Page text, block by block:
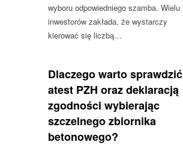
wyboru odpowiedniego szamba. Wielu
inwestorów zakłada, że wystarczy
kierować się liczbą…
Dlaczego warto sprawdzić
atest PZH oraz deklaracją
zgodności wybierając
szczelnego zbiornika
betonowego?